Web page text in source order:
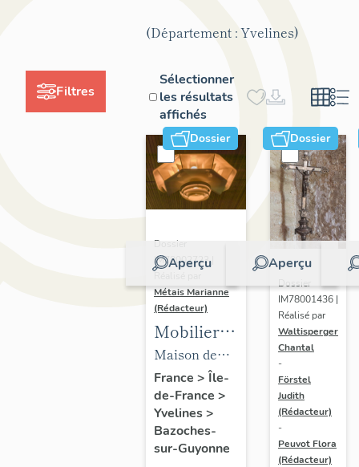
Filtres
(Département : Yvelines)
Sélectionner
les résultats
affichés
Dossier
Aperçu
Dossier
IM78002723 |
Métais Marianne
(Rédacteur)
Mobilier
de la
maison
Louis
Carré
Maison de
villégiature
dite maison
Louis Carré
France > Île-
de-France >
Yvelines>
Bazoches-
sur-Guyonne
Dossier
Aperçu
Dossier
IM78001436 |
Réalisé par
Waltisperger
Chantal
-
Förstel
Judith
(Rédacteur)
-
Peuvot Flora
(Rédacteur)